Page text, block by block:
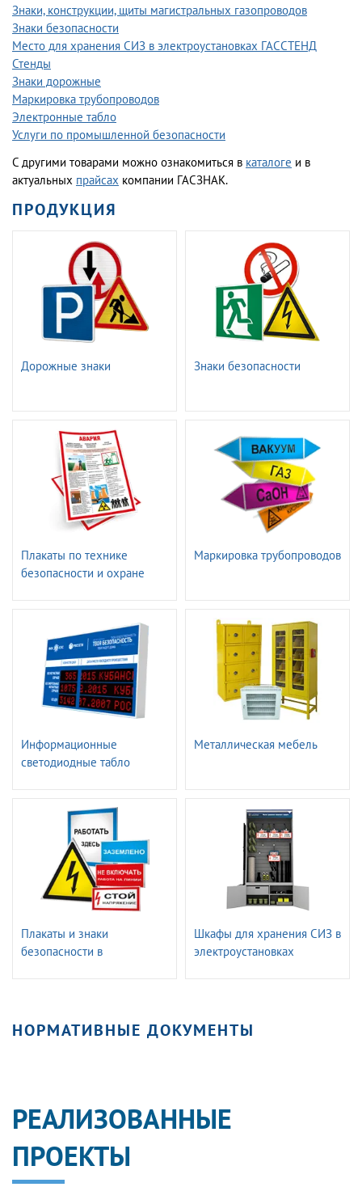
Знаки, конструкции, щиты магистральных газопроводов
Знаки безопасности
Место для хранения СИЗ в электроустановках ГАССТЕНД
Стенды
Знаки дорожные
Маркировка трубопроводов
Электронные табло
Услуги по промышленной безопасности
С другими товарами можно ознакомиться в каталоге и в
актуальных прайсах компании ГАСЗНАК.
ПРОДУКЦИЯ
Дорожные знаки Знаки безопасности
Плакаты по технике
безопасности и охране
Маркировка трубопроводов
Информационные
светодиодные табло
Металлическая мебель
Плакаты и знаки
безопасности в
Шкафы для хранения СИЗ в
электроустановках
НОРМАТИВНЫЕ ДОКУМЕНТЫ
РЕАЛИЗОВАННЫЕ
ПРОЕКТЫ